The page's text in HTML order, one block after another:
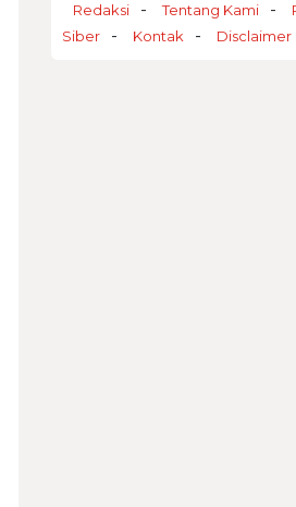
Redaksi Tentang Kami
Siber
Kontak Disclaimer